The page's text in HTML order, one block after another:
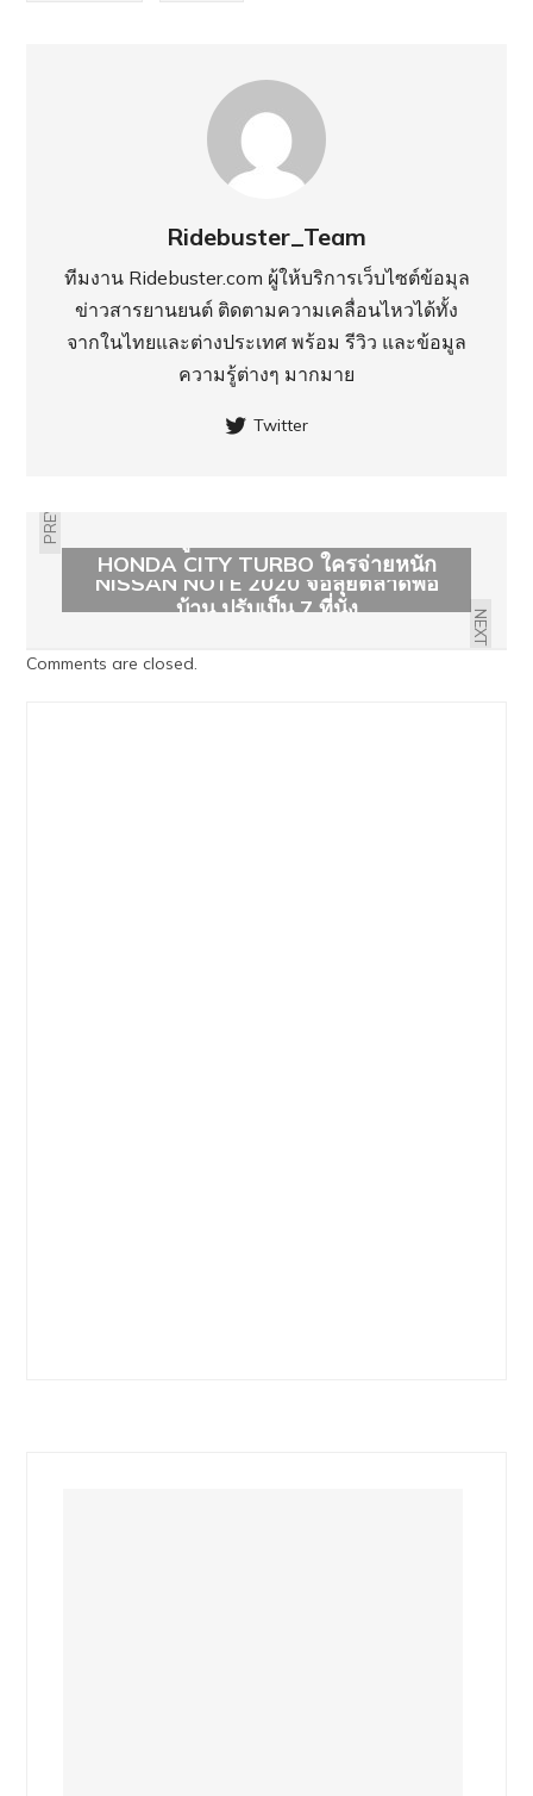
Ridebuster_Team
ทีมงาน Ridebuster.com ผู้ให้บริการเว็บไซต์ข้อมุล
ข่าวสารยานยนต์ ติดตามความเคลื่อนไหวได้ทั้ง
จากในไทยและต่างประเทศ พร้อม รีวิว และข้อมูล
ความรู้ต่างๆ มากมาย
Twitter
PREVIOUS
HONDA CITY TURBO ใครจ่ายหนัก
กว่า
NEXT
NISSAN NOTE 2020 จ่อลุยตลาดพ่อ
บ้าน ปรับเป็น 7 ที่นั่ง
Comments are closed.